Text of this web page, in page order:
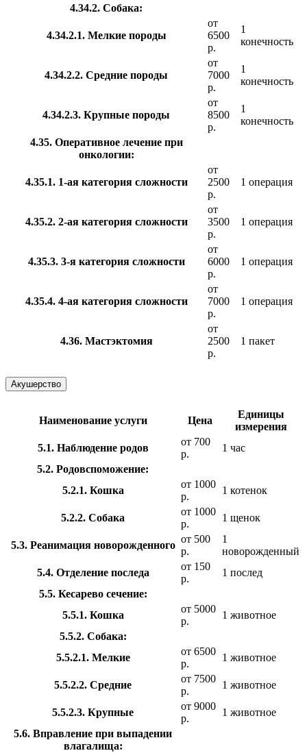
4.34.2. Собака:
4.34.2.1. Мелкие породы
от
6500
р.
1
конечность
4.34.2.2. Средние породы
от
7000
р.
1
конечность
4.34.2.3. Крупные породы
от
8500
р.
1
конечность
4.35. Оперативное лечение при
онкологии:
4.35.1. 1-ая категория сложности
от
2500
р.
1 операция
4.35.2. 2-ая категория сложности
от
3500
р.
1 операция
4.35.3. 3-я категория сложности
от
6000
р.
1 операция
4.35.4. 4-ая категория сложности
от
7000
р.
1 операция
4.36. Мастэктомия
от
2500
р.
1 пакет
Акушерство
Наименование услуги Цена
Единицы
измерения
5.1. Наблюдение родов
от 700
р.
1 час
5.2. Родовспоможение:
5.2.1. Кошка
от 1000
р.
1 котенок
5.2.2. Собака
от 1000
р.
1 щенок
5.3. Реанимация новорожденного
от 500
р.
1
новорожденный
5.4. Отделение последа
от 150
р.
1 послед
5.5. Кесарево сечение:
5.5.1. Кошка
от 5000
р.
1 животное
5.5.2. Собака:
5.5.2.1. Мелкие
от 6500
р.
1 животное
5.5.2.2. Средние
от 7500
р.
1 животное
5.5.2.3. Крупные
от 9000
р.
1 животное
5.6. Вправление при выпадении
влагалища: